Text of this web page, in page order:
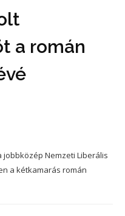
a román
jobbközép Nemzeti Liberális
a kétkamarás román